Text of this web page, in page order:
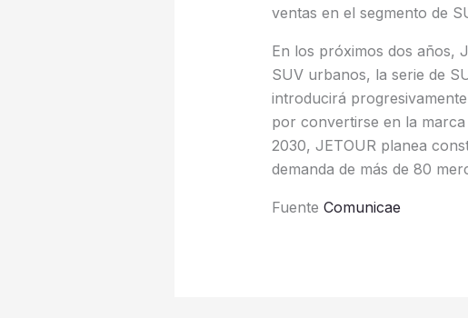
ventas en el segmento de
En los próximos dos años,
SUV urbanos, la serie de
introducirá
por convertirse en la
2030, JETOUR planea
demanda de más de 80
Fuente Comunicae